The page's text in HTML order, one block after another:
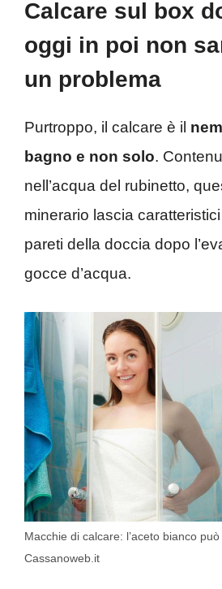
Calcare sul box
oggi in poi non
un problema
Purtroppo, il calcare è il
bagno e non solo.
nell’acqua del rubinetto,
minerario lascia
pareti della doccia dopo
gocce d’acqua.
Macchie di calcare: l’aceto bianco
Cassanoweb.it